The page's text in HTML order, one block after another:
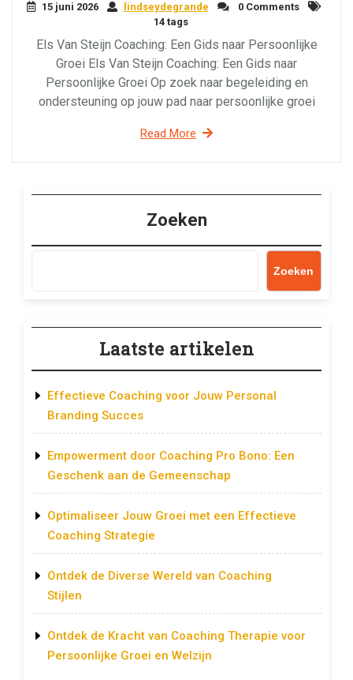
15 juni 2026 lindseydegrande
0 Comments
14 tags
Els Van Steijn Coaching: Een Gids naar Persoonlijke
Groei Els Van Steijn Coaching: Een Gids naar
Persoonlijke Groei Op zoek naar begeleiding en
ondersteuning op jouw pad naar persoonlijke groei
Read More
Zoeken
Zoeken
Laatste artikelen
Effectieve Coaching voor Jouw Personal
Branding Succes
Empowerment door Coaching Pro Bono: Een
Geschenk aan de Gemeenschap
Optimaliseer Jouw Groei met een Effectieve
Coaching Strategie
Ontdek de Diverse Wereld van Coaching
Stijlen
Ontdek de Kracht van Coaching Therapie voor
Persoonlijke Groei en Welzijn